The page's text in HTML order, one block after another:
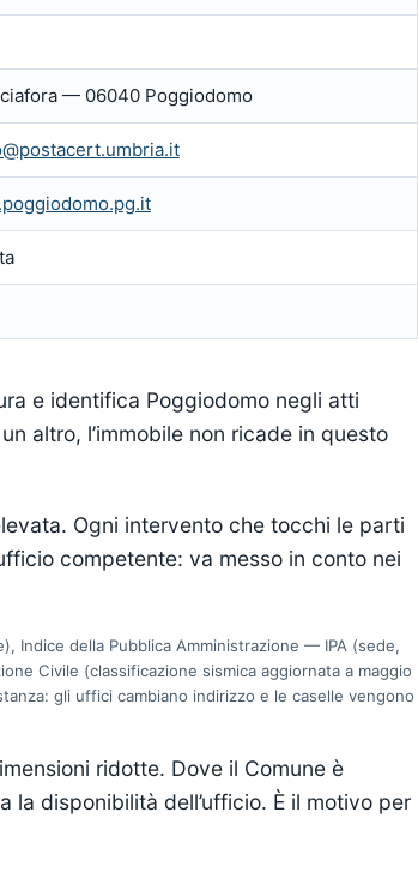
— 06040 Poggiodomo
e identifica Poggiodomo negli atti
altro, l’immobile non ricade in questo
Ogni intervento che tocchi le parti
competente: va messo in conto nei
Indice della Pubblica Amministrazione — IPA (sede,
Civile (classificazione sismica aggiornata a maggio
gli uffici cambiano indirizzo e le caselle vengono
ridotte. Dove il Comune è
disponibilità dell’ufficio. È il motivo per